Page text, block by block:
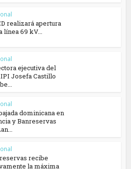
realizará apertura
línea 69 kV...
ejecutiva del
Josefa Castillo
dominicana en
y Banreservas
recibe
la máxima